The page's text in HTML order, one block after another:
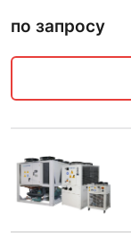
по запросу